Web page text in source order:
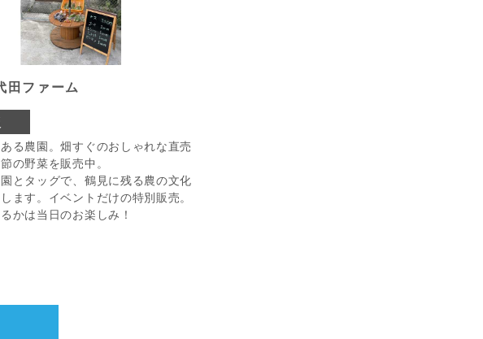
田ファーム
る農園。畑すぐのおしゃれな直売
の野菜を販売中。
とタッグで、鶴見に残る農の文化
ます。イベントだけの特別販売。
かは当日のお楽しみ！